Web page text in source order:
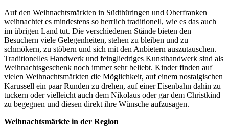
Auf den Weihnachtsmärkten in Südthüringen und Oberfranken
weihnachtet es mindestens so herrlich traditionell, wie es das auch
im übrigen Land tut. Die verschiedenen Stände bieten den
Besuchern viele Gelegenheiten, stehen zu bleiben und zu
schmökern, zu stöbern und sich mit den Anbietern auszutauschen.
Traditionelles Handwerk und feingliedriges Kunsthandwerk sind als
Weihnachtsgeschenk noch immer sehr beliebt. Kinder finden auf
vielen Weihnachtsmärkten die Möglichkeit, auf einem nostalgischen
Karussell ein paar Runden zu drehen, auf einer Eisenbahn dahin zu
tuckern oder vielleicht auch dem Nikolaus oder gar dem Christkind
zu begegnen und diesen direkt ihre Wünsche aufzusagen.
Weihnachtsmärkte in der Region